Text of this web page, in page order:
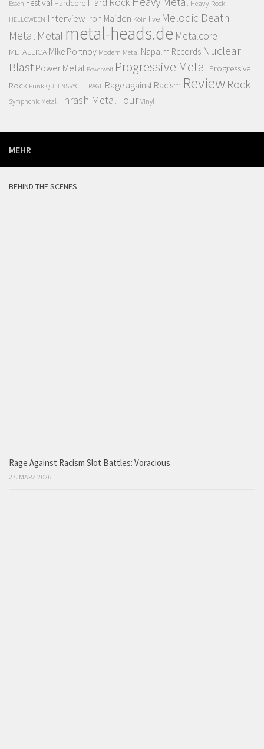
Essen Festival Hardcore
Heavy Rock
HELLOWEEN Interview Iron Maiden Köln live Melodic Death
Metal Metal metal-heads.de Metalcore
METALLICA MIke Portnoy Modern Metal Napalm Records Nuclear
Blast Power Metal Powerwolf Progressive Metal Progressive
Rock Punk QUEENSRYCHE RAGE Rage against Racism Review Rock
Symphonic Metal Thrash MetalTour Vinyl
MEHR
BEHIND THE SCENES
Rage Against Racism Slot Battles: Voracious
27. MÄRZ 2026